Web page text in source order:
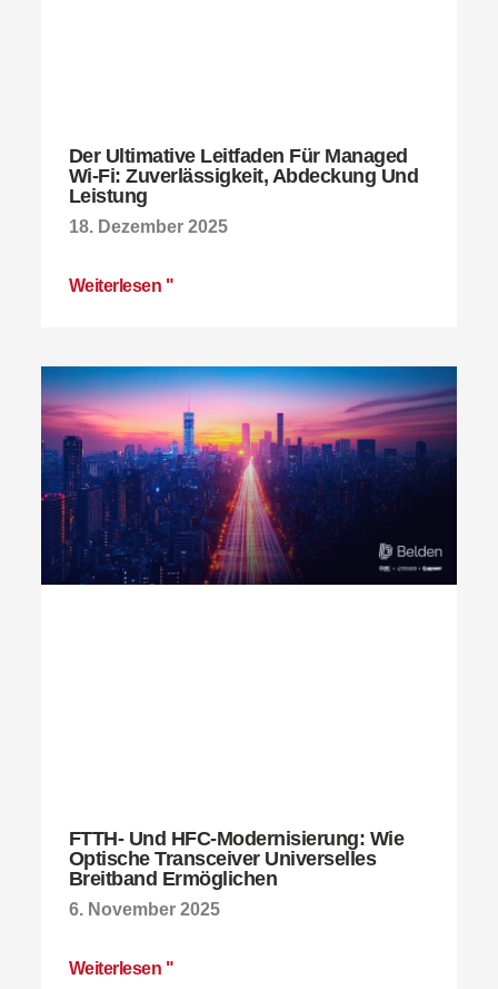
Der Ultimative Leitfaden Für Managed
Wi-Fi: Zuverlässigkeit, Abdeckung Und
Leistung
18. Dezember 2025
Weiterlesen "
FTTH- Und HFC-Modernisierung: Wie
Optische Transceiver Universelles
Breitband Ermöglichen
6. November 2025
Weiterlesen "